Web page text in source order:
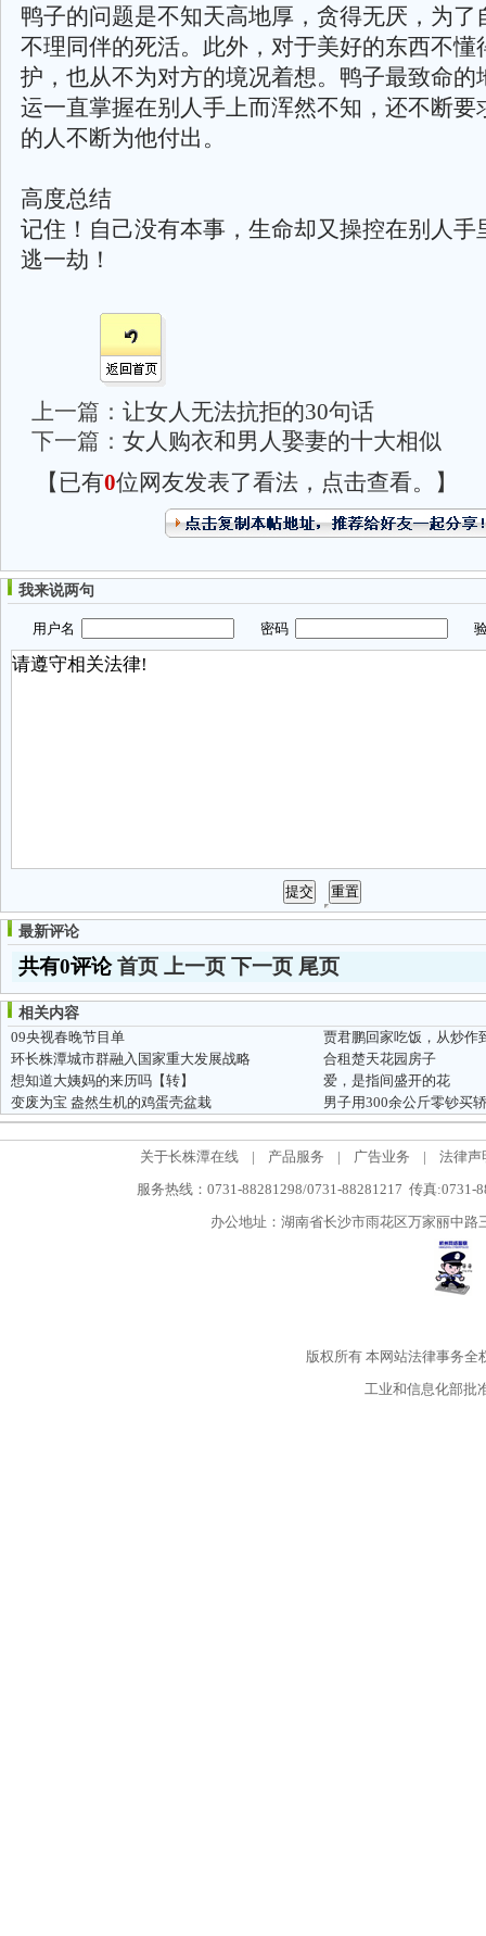
鸭子的问题是不知天高地厚，贪得无厌，为了
不理同伴的死活。此外，对于美好的东西不懂
护，也从不为对方的境况着想。鸭子最致命的
运一直掌握在别人手上而浑然不知，还不断要
的人不断为他付出。
高度总结
记住！自己没有本事，生命却又操控在别人手
逃一劫！
上一篇： 让女人无法抗拒的30句话
下一篇： 女人购衣和男人娶妻的十大相似
【已有0位网友发表了看法，点击查看。】
我来说两句
用户名 密码 验
最新评论
共有0评论首页 上一页 下一页 尾页
相关内容
09央视春晚节目单
贾君鹏回家吃饭，从炒作
环长株潭城市群融入国家重大发展战略
合租楚天花园房子
想知道大姨妈的来历吗【转】
爱，是指间盛开的花
变废为宝 盎然生机的鸡蛋壳盆栽
男子用300余公斤零钞买
关于长株潭在线 | 产品服务 | 广告业务 |
法律声
服务热线：0731-88281298/0731-88281217 传真:0731-
办公地址：湖南省长沙市雨花区万家丽中
版权所有本网站法律事务全
工业和信息化部批